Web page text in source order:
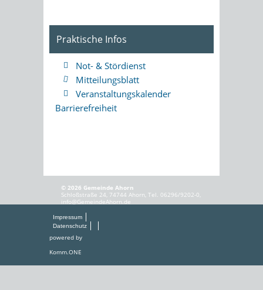
Praktische Infos
Not- & Stördienst
Mitteilungsblatt
Veranstaltungskalender
Barrierefreiheit
© 2026 Gemeinde Ahorn
Schloßstraße 24, 74744 Ahorn, Tel. 06296/9202-0,
info@GemeindeAhorn.de
Impressum
Datenschutz
powered by
Komm.ONE